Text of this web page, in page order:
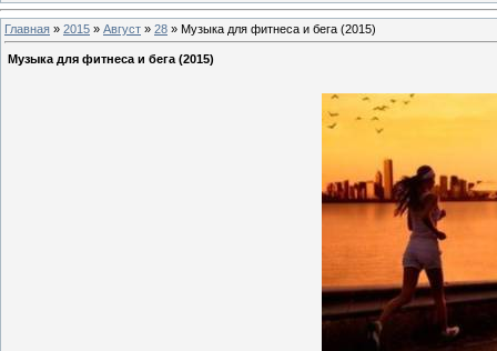
Главная » 2015 » Август » 28 » Музыка для фитнеса и бега (2015)
Музыка для фитнеса и бега (2015)